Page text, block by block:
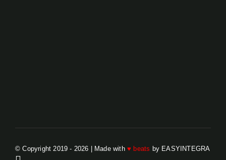
© Copyright 2019 - 2026 | Made with♥ beats by EASYINTEGRA